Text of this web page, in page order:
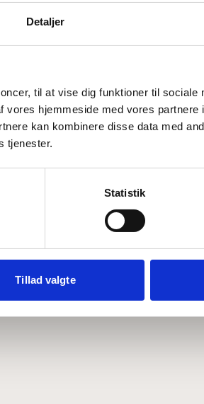
Detaljer
til at vise dig funktioner til sociale
hjemmeside med vores partnere
kan kombinere disse data med
tjenester.
Statistik
Tillad valgte
af mine personoplysninger i henhold
Analyser
ABCepos
Podcast